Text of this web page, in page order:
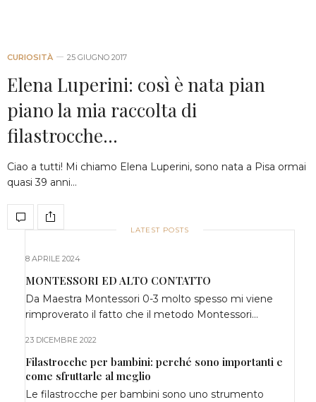
CURIOSITÀ 25 GIUGNO 2017
Elena Luperini: così è nata pian
piano la mia raccolta di
filastrocche…
Ciao a tutti! Mi chiamo Elena Luperini, sono nata a Pisa ormai
quasi 39 anni…
LATEST POSTS
8 APRILE 2024
MONTESSORI ED ALTO CONTATTO
Da Maestra Montessori 0-3 molto spesso mi viene
rimproverato il fatto che il metodo Montessori…
23 DICEMBRE 2022
Filastrocche per bambini: perché sono importanti e
come sfruttarle al meglio
Le filastrocche per bambini sono uno strumento